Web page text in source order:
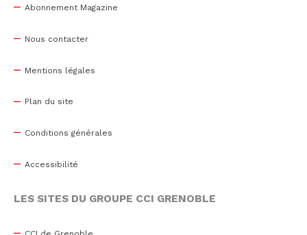
Abonnement Magazine
Nous contacter
Mentions légales
Plan du site
Conditions générales
Accessibilité
LES SITES DU GROUPE CCI GRENOBLE